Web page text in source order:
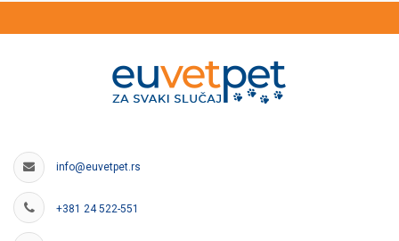
info@euvetpet.rs
+381 24 522-551